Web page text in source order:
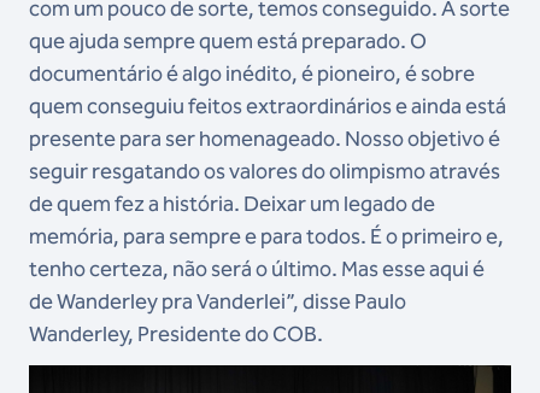
com um pouco de sorte, temos conseguido. A sorte
que ajuda sempre quem está preparado. O
documentário é algo inédito, é pioneiro, é sobre
quem conseguiu feitos extraordinários e ainda está
presente para ser homenageado. Nosso objetivo é
seguir resgatando os valores do olimpismo através
de quem fez a história. Deixar um legado de
memória, para sempre e para todos. É o primeiro e,
tenho certeza, não será o último. Mas esse aqui é
de Wanderley pra Vanderlei”, disse Paulo
Wanderley, Presidente do COB.